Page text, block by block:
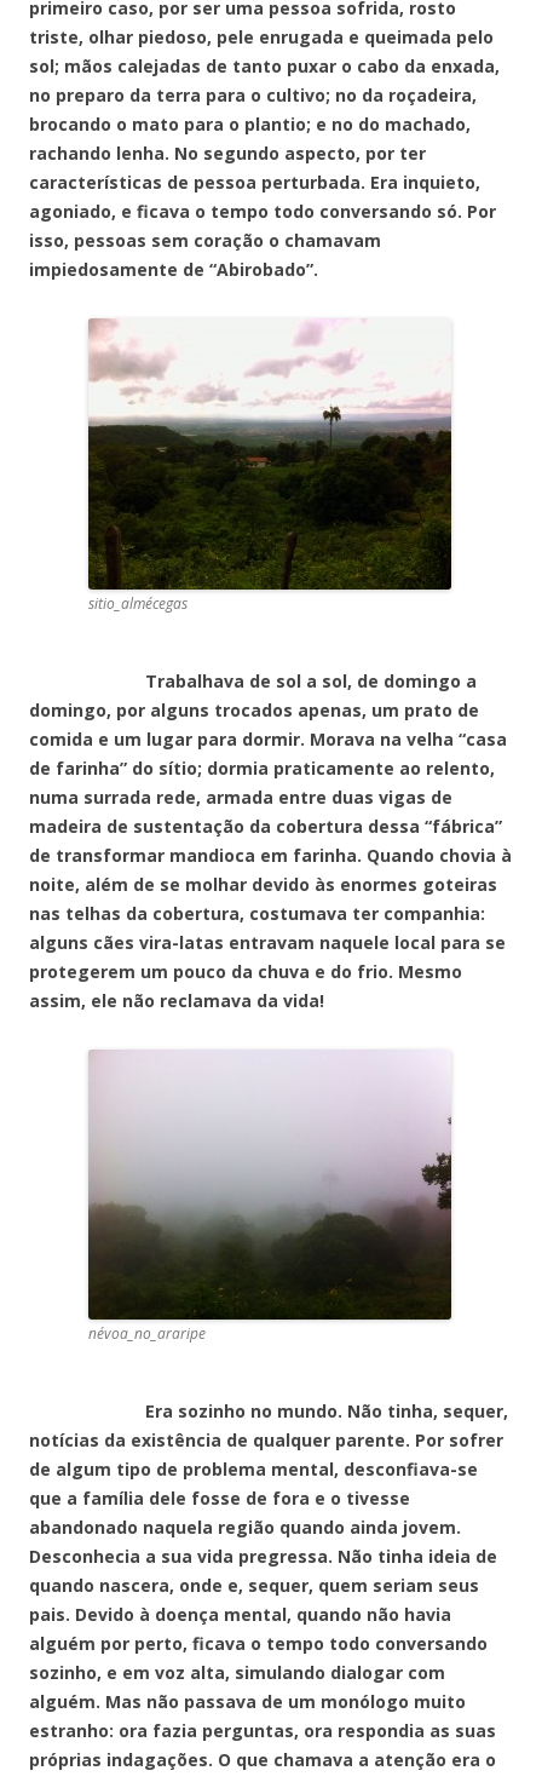
primeiro caso, por ser uma pessoa sofrida, rosto
triste, olhar piedoso, pele enrugada e queimada pelo
sol; mãos calejadas de tanto puxar o cabo da enxada,
no preparo da terra para o cultivo; no da roçadeira,
brocando o mato para o plantio; e no do machado,
rachando lenha. No segundo aspecto, por ter
características de pessoa perturbada. Era inquieto,
agoniado, e ficava o tempo todo conversando só. Por
isso, pessoas sem coração o chamavam
impiedosamente de “Abirobado”.
sitio_almécegas
Trabalhava de sol a sol, de domingo a
domingo, por alguns trocados apenas, um prato de
comida e um lugar para dormir. Morava na velha “casa
de farinha” do sítio; dormia praticamente ao relento,
numa surrada rede, armada entre duas vigas de
madeira de sustentação da cobertura dessa “fábrica”
de transformar mandioca em farinha. Quando chovia à
noite, além de se molhar devido às enormes goteiras
nas telhas da cobertura, costumava ter companhia:
alguns cães vira-latas entravam naquele local para se
protegerem um pouco da chuva e do frio. Mesmo
assim, ele não reclamava da vida!
névoa_no_araripe
Era sozinho no mundo. Não tinha, sequer,
notícias da existência de qualquer parente. Por sofrer
de algum tipo de problema mental, desconfiava-se
que a família dele fosse de fora e o tivesse
abandonado naquela região quando ainda jovem.
Desconhecia a sua vida pregressa. Não tinha ideia de
quando nascera, onde e, sequer, quem seriam seus
pais. Devido à doença mental, quando não havia
alguém por perto, ficava o tempo todo conversando
sozinho, e em voz alta, simulando dialogar com
alguém. Mas não passava de um monólogo muito
estranho: ora fazia perguntas, ora respondia as suas
próprias indagações. O que chamava a atenção era o